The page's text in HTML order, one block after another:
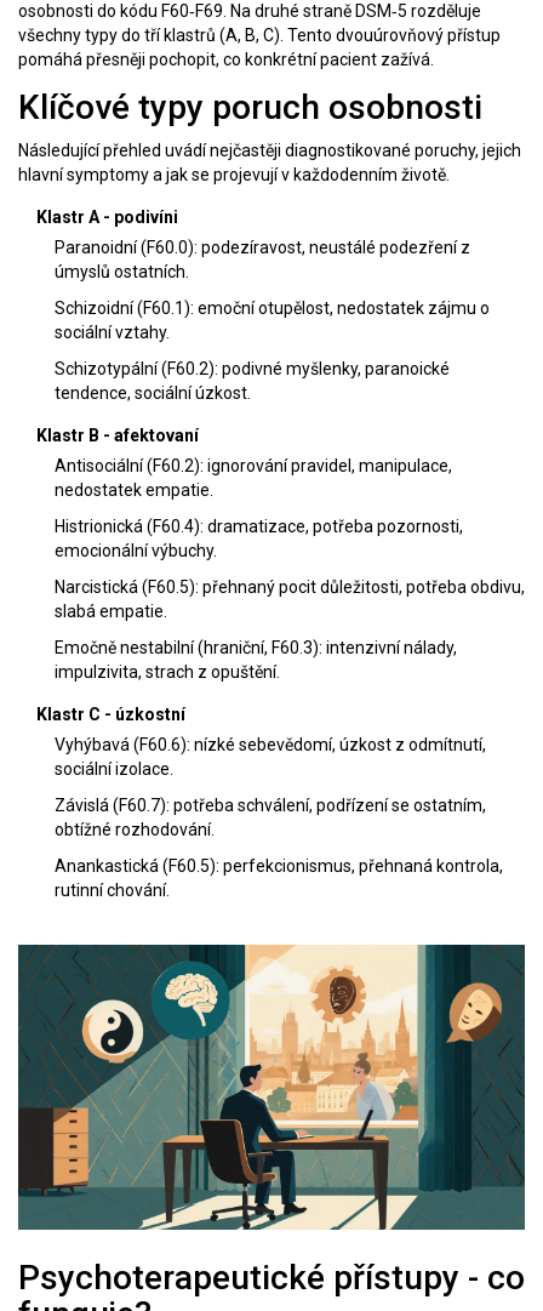
osobnosti do kódu F60‑F69. Na druhé straně DSM‑5 rozděluje
všechny typy do tří klastrů (A, B, C). Tento dvouúrovňový přístup
pomáhá přesněji pochopit, co konkrétní pacient zažívá.
Klíčové typy poruch osobnosti
Následující přehled uvádí nejčastěji diagnostikované poruchy, jejich
hlavní symptomy a jak se projevují v každodenním životě.
Klastr A - podivíni
Paranoidní (F60.0): podezíravost, neustálé podezření z
úmyslů ostatních.
Schizoidní (F60.1): emoční otupělost, nedostatek zájmu o
sociální vztahy.
Schizotypální (F60.2): podivné myšlenky, paranoické
tendence, sociální úzkost.
Klastr B - afektovaní
Antisociální (F60.2): ignorování pravidel, manipulace,
nedostatek empatie.
Histrionická (F60.4): dramatizace, potřeba pozornosti,
emocionální výbuchy.
Narcistická (F60.5): přehnaný pocit důležitosti, potřeba obdivu,
slabá empatie.
Emočně nestabilní (hraniční, F60.3): intenzivní nálady,
impulzivita, strach z opuštění.
Klastr C - úzkostní
Vyhýbavá (F60.6): nízké sebevědomí, úzkost z odmítnutí,
sociální izolace.
Závislá (F60.7): potřeba schválení, podřízení se ostatním,
obtížné rozhodování.
Anankastická (F60.5): perfekcionismus, přehnaná kontrola,
rutinní chování.
Psychoterapeutické přístupy - co